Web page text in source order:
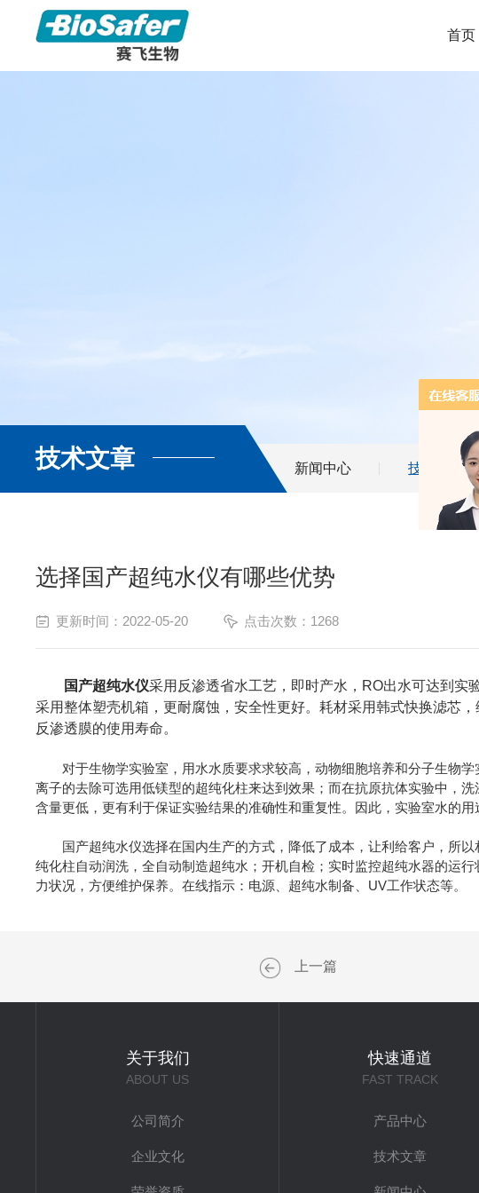
首页
技术文章 新闻中心 技术文章
选择国产超纯水仪有哪些优势
更新时间：2022-05-20 点击次数：1268
国产超纯水仪采用反渗透省水工艺，即时产水，RO出水可达到实
采用整体塑壳机箱，更耐腐蚀，安全性更好。耗材采用韩式快换滤芯
反渗透膜的使用寿命。
对于生物学实验室，用水水质要求求较高，动物细胞培养和分子生物学
离子的去除可选用低镁型的超纯化柱来达到效果；而在抗原抗体实验中，
含量更低，更有利于保证实验结果的准确性和重复性。因此，实验室水的用
国产超纯水仪选择在国内生产的方式，降低了成本，让利给客户，所以
纯化柱自动润洗，全自动制造超纯水；开机自检；实时监控超纯水器的运
力状况，方便维护保养。在线指示：电源、超纯水制备、UV工作状态等。
上一篇
关于我们
ABOUT US
公司简介
企业文化
快速通道
FAST TRACK
产品中心
技术文章